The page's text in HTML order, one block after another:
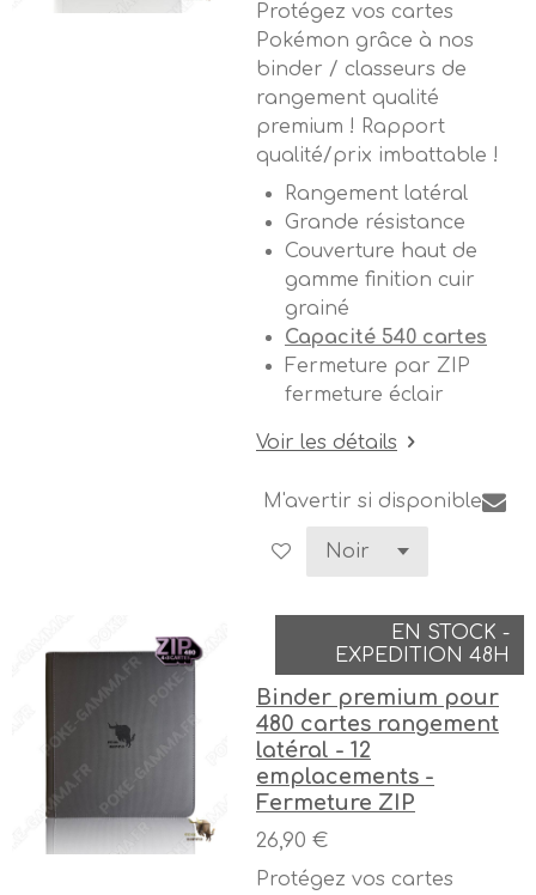
Protégez vos cartes
Pokémon grâce à nos
binder / classeurs de
rangement qualité
premium ! Rapport
qualité/prix imbattable !
Rangement latéral
Grande résistance
Couverture haut de
gamme finition cuir
grainé
Capacité 540 cartes
Fermeture par ZIP
fermeture éclair
Voir les détails
M'avertir si disponible
EN STOCK -
EXPEDITION 48H
Binder premium pour
480 cartes rangement
latéral - 12
emplacements -
Fermeture ZIP
26,90 €
Protégez vos cartes